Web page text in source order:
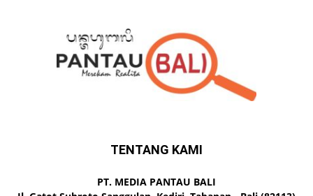
TENTANG KAMI
PT. MEDIA PANTAU BALI